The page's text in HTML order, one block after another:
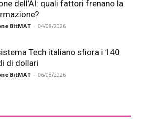
dell’AI: quali fattori frenano la
BitMAT - 04/08/2026
Tech italiano sfiora i 140
di dollari
BitMAT - 06/08/2026